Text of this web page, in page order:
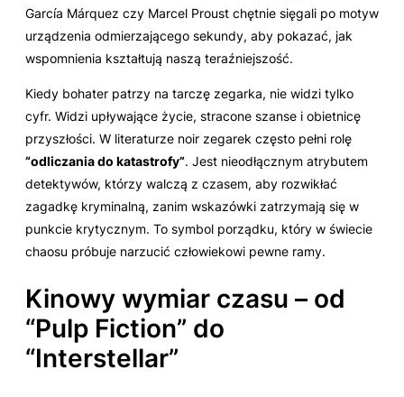
García Márquez czy Marcel Proust chętnie sięgali po motyw
urządzenia odmierzającego sekundy, aby pokazać, jak
wspomnienia kształtują naszą teraźniejszość.
Kiedy bohater patrzy na tarczę zegarka, nie widzi tylko
cyfr. Widzi upływające życie, stracone szanse i obietnicę
przyszłości. W literaturze noir zegarek często pełni rolę
“odliczania do katastrofy”. Jest nieodłącznym atrybutem
detektywów, którzy walczą z czasem, aby rozwikłać
zagadkę kryminalną, zanim wskazówki zatrzymają się w
punkcie krytycznym. To symbol porządku, który w świecie
chaosu próbuje narzucić człowiekowi pewne ramy.
Kinowy wymiar czasu – od
“Pulp Fiction” do
“Interstellar”